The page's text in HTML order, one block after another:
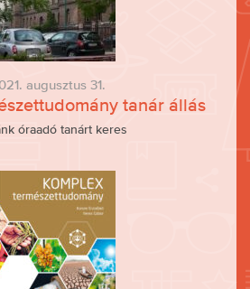
augusztus 31.
tanár állás
óraadó tanárt keres